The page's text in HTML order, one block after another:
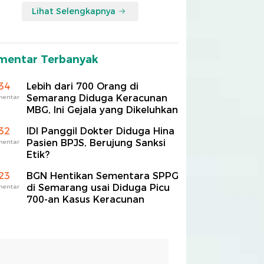
Lihat Selengkapnya
Terbanyak
Lebih dari 700 Orang di
Semarang Diduga Keracunan
MBG, Ini Gejala yang Dikeluhkan
IDI Panggil Dokter Diduga Hina
Pasien BPJS, Berujung Sanksi
Etik?
BGN Hentikan Sementara SPPG
di Semarang usai Diduga Picu
700-an Kasus Keracunan